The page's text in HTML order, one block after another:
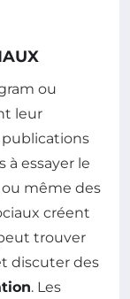
ou
leur
publications
à essayer le
ou même des
créent
trouver
discuter des
. Les